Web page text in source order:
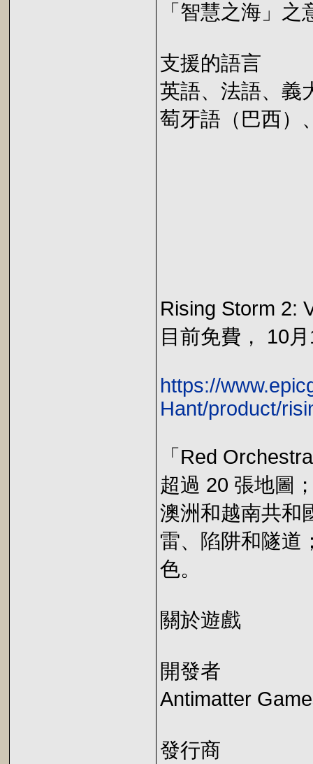
「智慧之海」之
支援的語言
英語、法語、義
萄牙語（巴西）
Rising Storm 2:
目前免費， 10
https://
Hant/product/
「Red
超過 20 張地圖
澳洲和越南共和
雷、陷阱和隧道
色。
關於遊戲
開發者
Antimatter
發行商